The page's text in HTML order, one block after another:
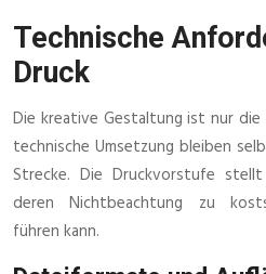
Technische
Druck
Die kreative Gestaltung ist nur
technische Umsetzung bleiben
Strecke. Die Druckvorstufe
deren Nichtbeachtung zu
führen kann.